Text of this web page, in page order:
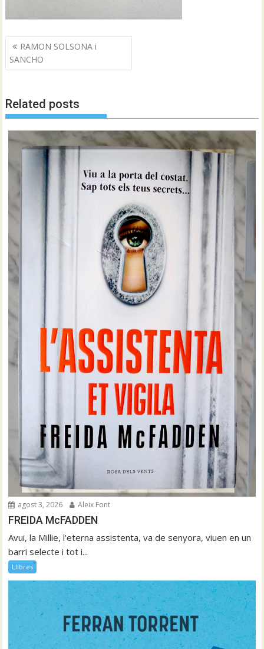
Navegació
d'entrades
RAMON SOLSONA i
SANCHO
Related posts
agost 3, 2026 Aleix Font
FREIDA McFADDEN
Avui, la Millie, l'eterna assistenta, va de senyora, viuen en un
barri selecte i tot i...
Llibres